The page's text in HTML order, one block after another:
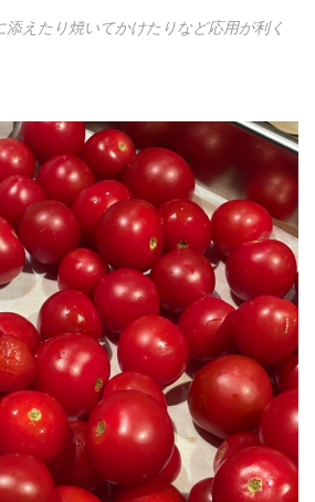
えたり焼いてかけたりなど応用が利く